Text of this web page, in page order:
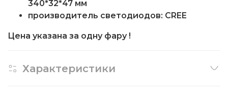
340*32*47 мм
производитель светодиодов: CREE
Цена указана за одну фару !
Характеристики